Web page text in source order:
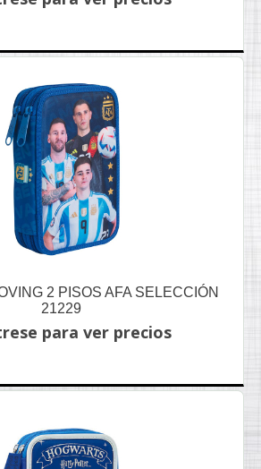
2 PISOS AFA SELECCIÓN
21229
para ver precios